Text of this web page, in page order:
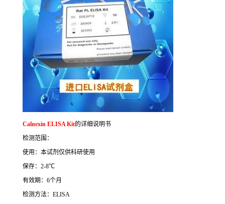
Calnexin ELISA Kit的详细说明书
检测范围：
使用：本试剂仅供科研使用
保存： 2-8℃
有效期： 6个月
检测方法： ELISA